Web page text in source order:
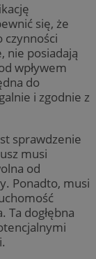
się, że
czynności
nie posiadają
wpływem
do
i zgodnie z
sprawdzenie
musi
od
Ponadto, musi
Ta dogłębna